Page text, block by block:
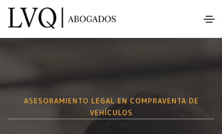
ASESORAMIENTO LEGAL EN COMPRAVENTA DE
VEHÍCULOS